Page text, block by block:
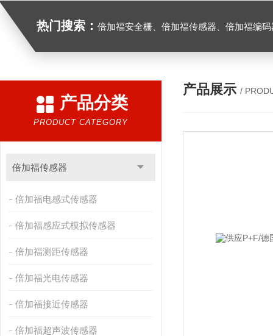
热门搜索： 倍加福安全栅、倍加福传感器、倍加福编码器、倍加福超声波传感器、松下伺服驱动器、松下伺
产品分类
PRODUCT CATEGORY
倍加福传感器
倍加福电感式传感器
倍加福感应式模拟传感器
倍加福测距传感器
倍加福光电传感器
倍加福接近传感器
倍加福超声波传感器
产品展示 /